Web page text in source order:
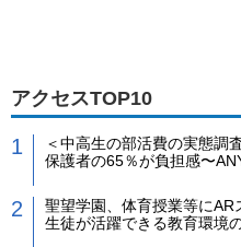
アクセスTOP10
＜中高生の部活費の実態調
保護者の65％が負担感〜
聖望学園、体育授業等に
生徒が活躍できる教育環境